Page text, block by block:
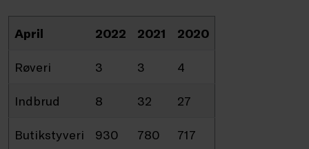
April 2022 2021 2020
Røveri 3 3 4
Indbrud 8 32 27
Butikstyveri 930 780 717